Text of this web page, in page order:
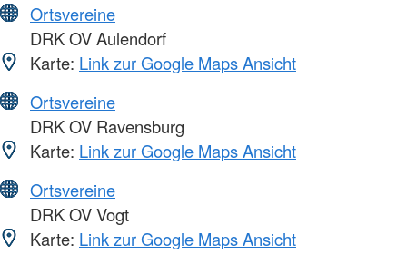
Ortsvereine
DRK OV Aulendorf
Karte: Link zur Google Maps Ansicht
Ortsvereine
DRK OV Ravensburg
Karte: Link zur Google Maps Ansicht
Ortsvereine
DRK OV Vogt
Karte: Link zur Google Maps Ansicht